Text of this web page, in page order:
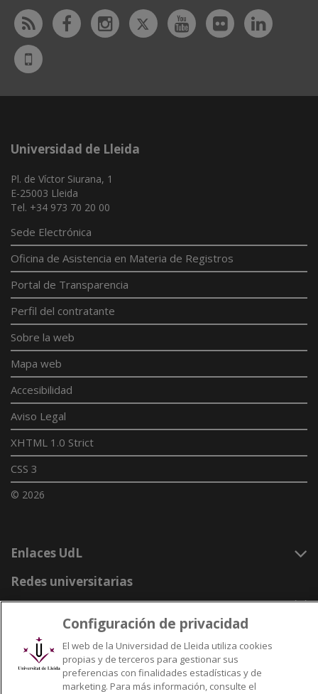
Rss FacebookInstagram
TwitterYoutubeFlickr
UdL
App
Universidad de Lleida
Pl. de Víctor Siurana, 1
E-25003 Lleida
Tel. +34 973 70 20 00
Sede Electrónica
Oficina de Asistencia en Materia de Registros
Portal de Transparencia
Perfil del contratante
Sobre la web
Mapa web
Accesibilidad
Aviso Legal
XHTML 1.0 Strict
CSS 3
© 2026
Enlaces UdL
Redes universitarias
Configuración de privacidad
El web de la Universidad de Lleida utiliza cookies
propias y de terceros para gestionar sus
preferencias con finalidades estadísticas y de
marketing. Para más información, consulte el